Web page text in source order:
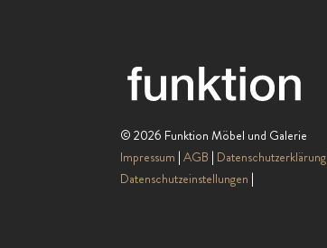
© 2026 Funktion Möbel und Galerie
Impressum AGB Datenschutzerklärung
Datenschutzeinstellungen